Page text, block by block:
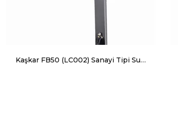
Kaşkar FB50 (LC002) Sanayi Tipi Sulu Vantilatör, Sanayi Tipi Su Buharlı Vantilatör